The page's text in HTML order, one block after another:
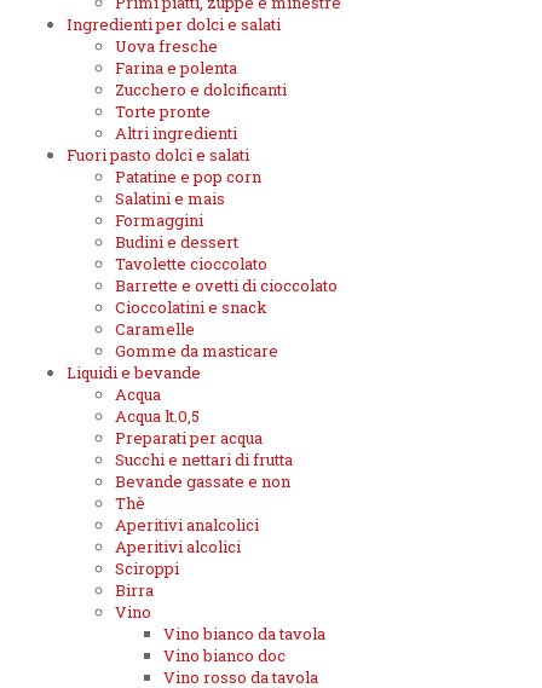
Ingredienti per dolci e salati
Uova fresche
Farina e polenta
Zucchero e dolcificanti
Torte pronte
Altri ingredienti
Fuori pasto dolci e salati
Patatine e pop corn
Salatini e mais
Formaggini
Budini e dessert
Tavolette cioccolato
Barrette e ovetti di cioccolato
Cioccolatini e snack
Caramelle
Gomme da masticare
Liquidi e bevande
Acqua
Acqua lt.0,5
Preparati per acqua
Succhi e nettari di frutta
Bevande gassate e non
Thè
Aperitivi analcolici
Aperitivi alcolici
Sciroppi
Birra
Vino
Vino bianco da tavola
Vino bianco doc
Vino rosso da tavola